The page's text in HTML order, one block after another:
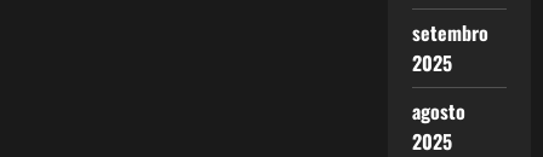
setembro
2025
agosto
2025